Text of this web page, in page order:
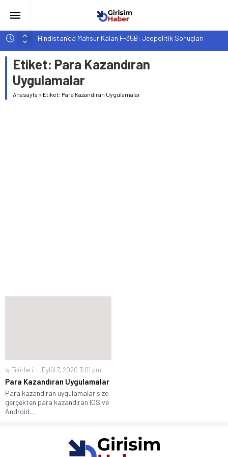
Hindistan’da Mahsur Kalan F-35B: Jeopolitik Sonuçları
Yapay Zeka Destekli Asistanlar: Elon Musk’tan Romantik Bir
Hamle mi?
Girişimcilik ve Yaşam Tarzı: Şehir Değişiminin Nedenleri ve
Etiket: Para Kazandıran
Uygulamalar
Anasayfa » Etiket: Para Kazandıran Uygulamalar
İş Fikirleri Eylül 7, 2020 3:01 pm
Para Kazandıran Uygulamalar
Para kazandıran uygulamalar size
gerçekten para kazandıran IOS ve
Android...